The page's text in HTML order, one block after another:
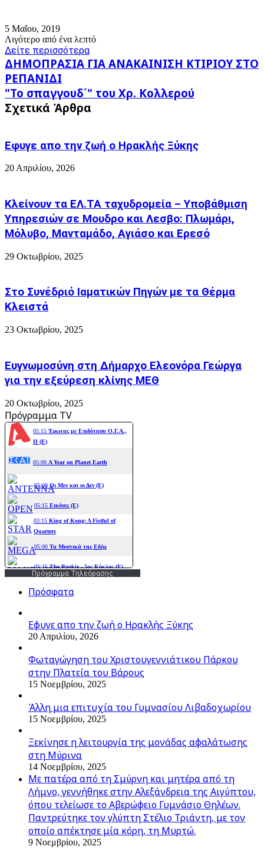
5 Μαΐου, 2019
Λιγότερο από ένα λεπτό
Δείτε περισσότερα
ΔΗΜΟΠΡΑΣΙΑ
ΓΙΑ
ΑΝΑΚΑΙΝΙΣΗ
ΚΤΙΡΙΟΥ
ΣΤΟ
ΡΕΠΑΝΙΔΙ
ΔΗΜΟΠΡΑΣΙΑ ΓΙΑ ΑΝΑΚΑΙΝΙΣΗ ΚΤΙΡΙΟΥ ΣΤΟ
ΡΕΠΑΝΙΔΙ
"Το
σπαγγουδ΄"
του
"Το σπαγγουδ΄" του Χρ. Κολλερού
Σχετικά Άρθρα
Εφυγε απο την ζωή o Ηρακλής Ξύκης
20 Απριλίου, 2026
Κλείνουν τα ΕΛ.ΤΑ ταχυδρομεία – Υποβάθμιση
Υπηρεσιών σε Μουδρο και Λεσβο: Πλωμάρι,
Μόλυβο, Μανταμάδο, Αγιάσο και Ερεσό
29 Οκτωβρίου, 2025
Στο Συνέδριό Ιαματικών Πηγών με τα Θέρμα
Κλειστά
23 Οκτωβρίου, 2025
Ευγνωμοσύνη στη Δήμαρχο Ελεονόρα Γεώργα
για την εξεύρεση κλίνης ΜΕΘ
20 Οκτωβρίου, 2025
Πρόγραμμα TV
Πρόγραμμα Τηλεόρασης
Πρόσφατα
Εφυγε απο την ζωή o Ηρακλής Ξύκης
20 Απριλίου, 2026
Φωταγώγηση του Χριστουγεννιάτικου Πάρκου
στην Πλατεία του Βάρους
15 Νοεμβρίου, 2025
Άλλη μια επιτυχία του Γυμνασίου Λιβαδοχωρίου
15 Νοεμβρίου, 2025
Ξεκίνησε η λειτουργία της μονάδας αφαλάτωσης
στη Μύρινα
14 Νοεμβρίου, 2025
Με πατέρα από τη Σμύρνη και μητέρα από τη
Λήμνο, γεννήθηκε στην Αλεξάνδρεια της Αιγύπτου,
όπου τελείωσε το Αβερώφειο Γυμνάσιο Θηλέων.
Παντρεύτηκε τον γλύπτη Στέλιο Τριάντη, με τον
οποίο απέκτησε μία κόρη, τη Μυρτώ.
9 Νοεμβρίου, 2025